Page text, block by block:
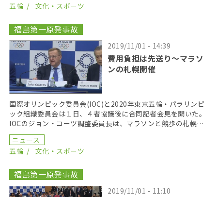
五輪
文化・スポーツ
福島第一原発事故
2019/11/01 - 14:39
費用負担は先送り～マラソ
ンの札幌開催
国際オリンピック委員会(IOC)と2020年東京五輪・パラリンピ
ック組織委員会は１日、４者協議後に合同記者会見を開いた。
IOCのジョン・コーツ調整委員長は、マラソンと競歩の札幌開
催にかかる経費について、「数字を見ていない […]
ニュース
五輪
文化・スポーツ
福島第一原発事故
2019/11/01 - 11:10